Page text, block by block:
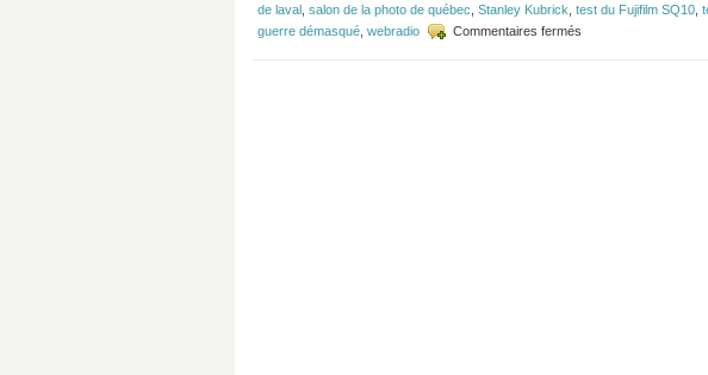
de laval salon de la photo de québec Stanley Kubrick test du Fujifilm SQ10
guerre démasqué webradio Commentaires fermés
#114